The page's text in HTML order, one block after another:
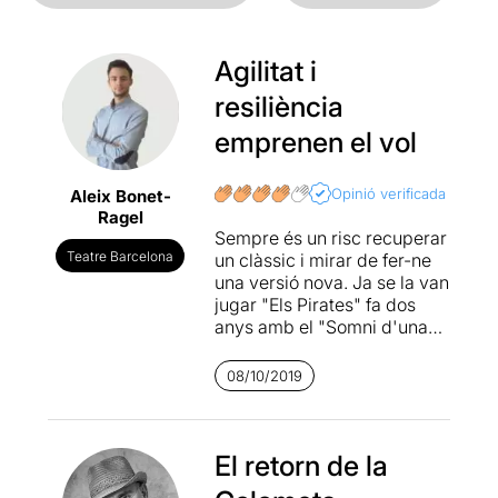
Aleix Bonet-
Ragel
Teatre Barcelona
Agilitat i
resiliència
emprenen el vol
Opinió verificada
Sempre és un risc recuperar
un clàssic i mirar de fer-ne
una versió nova. Ja se la van
jugar "Els Pirates" fa dos
anys amb el "Somni d'una
ocasió ho ha fet la
Companyia de l'Eòlia amb
"La Plaça del Diamant". El
les projeccions amb
perspectiva i la capacitat de
08/10/2019
El retorn de la